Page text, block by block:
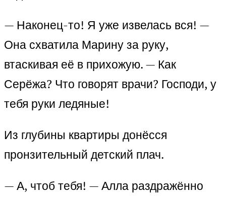
— Наконец-то! Я уже извелась вся! —
Она схватила Марину за руку,
втаскивая её в прихожую. — Как
Серёжа? Что говорят врачи? Господи, у
тебя руки ледяные!
Из глубины квартиры донёсся
пронзительный детский плач.
— А, чтоб тебя! — Алла раздражённо